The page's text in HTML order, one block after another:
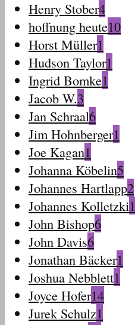
Henry Stober4
hoffnung heute10
Horst Müller1
Hudson Taylor1
Ingrid Bomke1
Jacob W.3
Jan Schraal6
Jim Hohnberger1
Joe Kagan1
Johanna Köbelin5
Johannes Hartlapp2
Johannes Kolletzki1
John Bishop6
John Davis6
Jonathan Bäcker1
Joshua Nebblett1
Joyce Hofer14
Jurek Schulz1